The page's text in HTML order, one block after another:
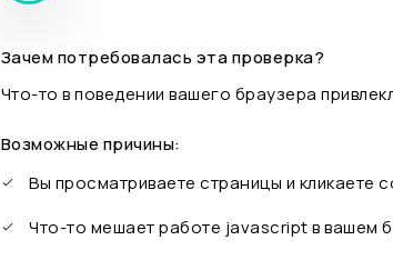
Зачем потребовалась эта проверка?
Что-то в поведении вашего браузера
Возможные причины:
Вы просматриваете страницы и
Что-то мешает работе javascript в вашем